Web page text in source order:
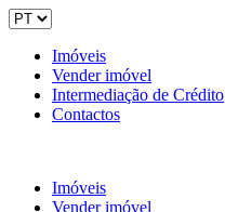
Imóveis
Vender imóvel
Intermediação de Crédito
Contactos
Imóveis
Vender imóvel